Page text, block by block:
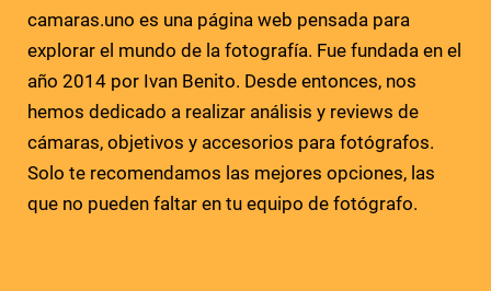
camaras.uno es una página web pensada para
explorar el mundo de la fotografía. Fue fundada en el
año 2014 por Ivan Benito. Desde entonces, nos
hemos dedicado a realizar análisis y reviews de
cámaras, objetivos y accesorios para fotógrafos.
Solo te recomendamos las mejores opciones, las
que no pueden faltar en tu equipo de fotógrafo.